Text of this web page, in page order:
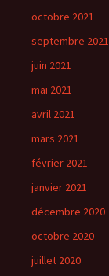
octobre 2021
septembre 2021
juin 2021
mai 2021
avril 2021
mars 2021
février 2021
janvier 2021
décembre 2020
octobre 2020
juillet 2020